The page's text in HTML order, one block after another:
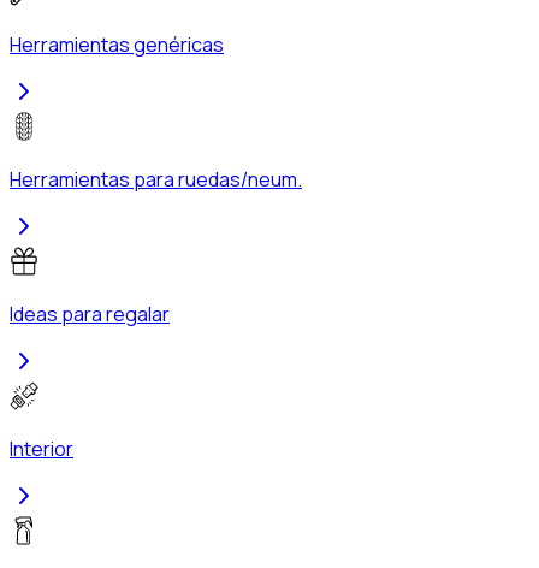
Herramientas genéricas
Herramientas para ruedas/neum.
Ideas para regalar
Interior